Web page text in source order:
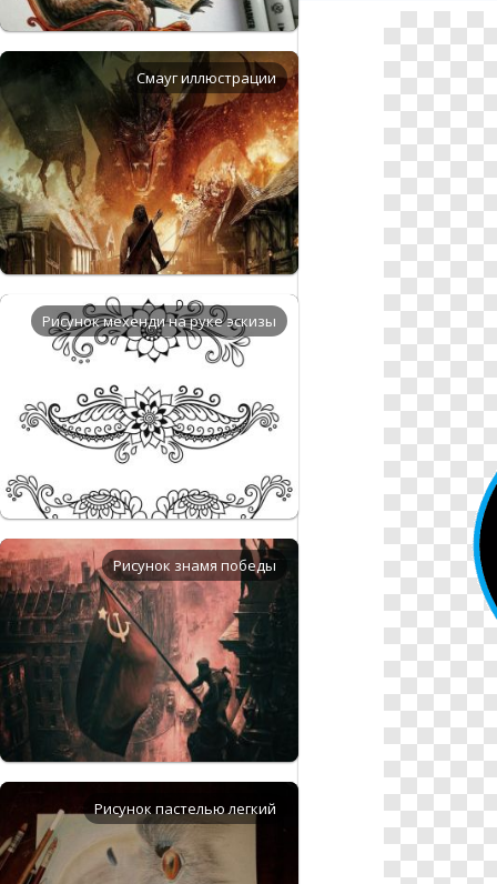
Смауг иллюстрации
Рисунок мехенди на руке эскизы
Рисунок знамя победы
Рисунок пастелью легкий